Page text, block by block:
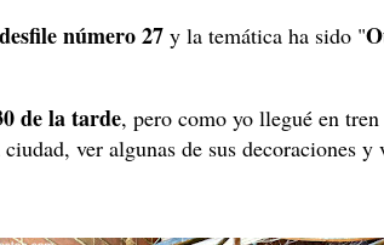
desfile número 27 y la temática ha sido "
de la tarde, pero como yo llegué en tren
ver algunas de sus decoraciones